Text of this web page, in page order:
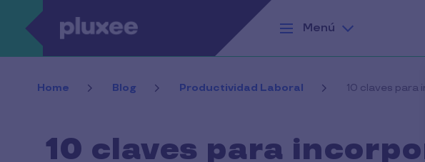
Pasar al contenido principal
Menú
Home Blog Productividad Laboral 10 claves para
10 claves para